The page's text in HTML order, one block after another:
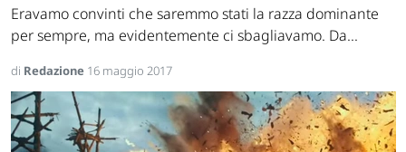
Eravamo convinti che saremmo stati la razza dominante
per sempre, ma evidentemente ci sbagliavamo. Da...
di Redazione 16 maggio 2017